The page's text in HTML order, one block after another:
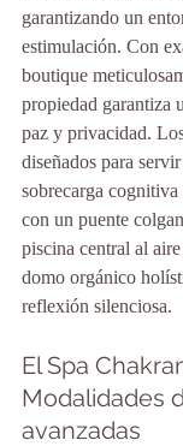
garantizando un
estimulación. Con
boutique
propiedad garantiza
paz y privacidad.
diseñados para
sobrecarga
con un puente
piscina central al
domo orgánico
reflexión silenciosa.
El Spa
Modalidades
avanzadas